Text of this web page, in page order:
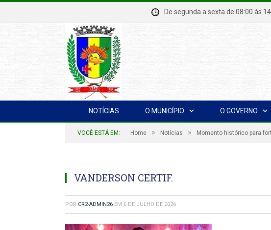
De segunda a sexta de 08:00
NOTÍCIAS O MUNICÍPIO O GOVERNO
VOCÊ ESTÁ EM: Home » Notícias » Momento histórico para
VANDERSON CERTIF.
POR CR2-ADMIN26 EM 6 DE JULHO DE 2026